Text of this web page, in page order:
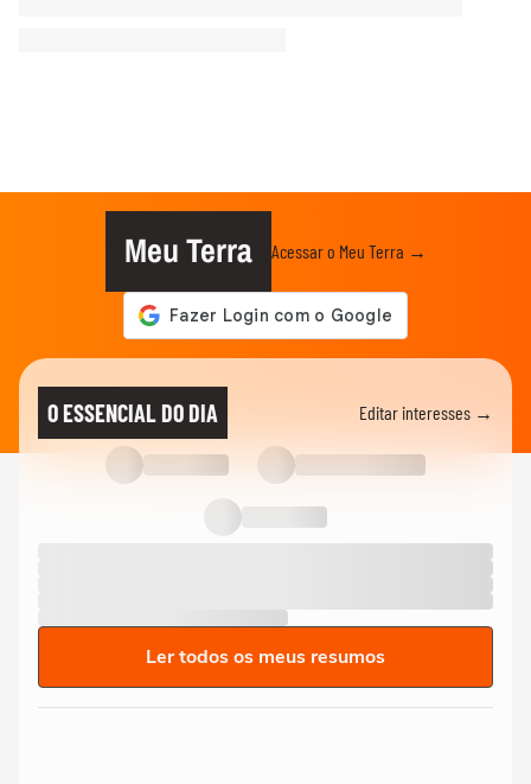
Meu Terra Acessar o Meu Terra →
O ESSENCIAL DO DIA Editar interesses →
Ler todos os meus resumos